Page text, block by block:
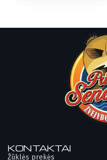
KONTAKTAI
Žūklės prekės